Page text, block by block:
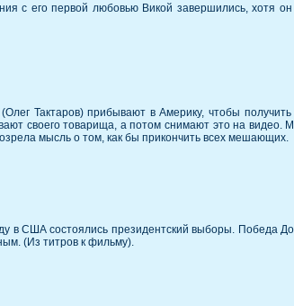
его первой любовью Викой завершились, хотя
Тактаров) прибывают в Америку, чтобы
своего товарища, а потом снимают это на
мысль о том, как бы прикончить всех мешающих.
в США состоялись президентский выборы. Победа
(Из титров к фильму).